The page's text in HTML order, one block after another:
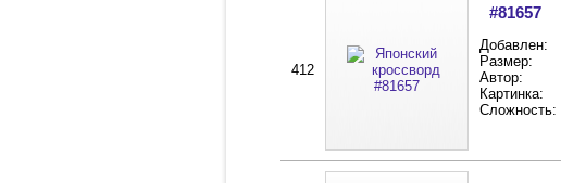
412
#81657
Добавлен:
Размер:
Автор:
Картинка:
Сложность: